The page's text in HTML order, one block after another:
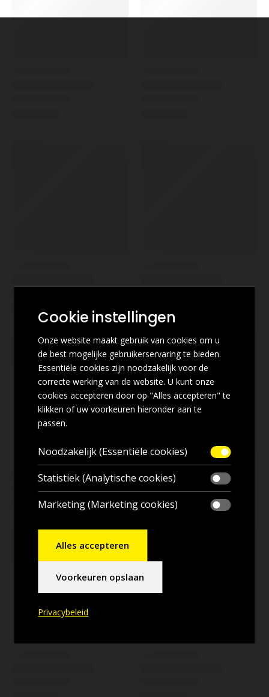
Cookie instellingen
Onze website maakt gebruik van cookies om u
de best mogelijke gebruikerservaring te bieden.
Essentiële cookies zijn noodzakelijk voor de
correcte werking van de website. U kunt onze
cookies accepteren door op "Alles accepteren" te
klikken of uw voorkeuren hieronder aan te
passen.
Noodzakelijk (Essentiële cookies)
Statistiek (Analytische cookies)
Marketing (Marketing cookies)
Alles accepteren
Voorkeuren opslaan
Privacybeleid